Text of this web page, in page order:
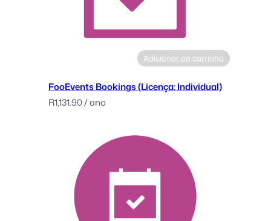
Adicionar ao carrinho
FooEvents Bookings (Licença: Individual)
R1,131.90/ ano